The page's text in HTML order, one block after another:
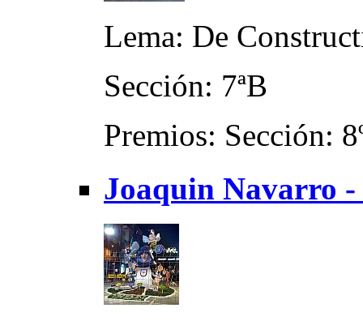
Lema: De
Sección: 7ªB
Premios: Sección:
Joaquin Navarro